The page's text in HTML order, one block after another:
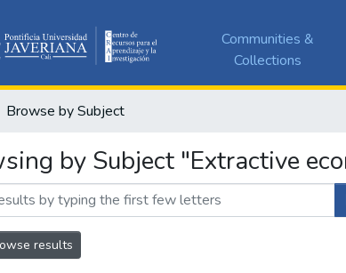
Communities &
Collections
Browse by Subject
by Subject "Extractive
results